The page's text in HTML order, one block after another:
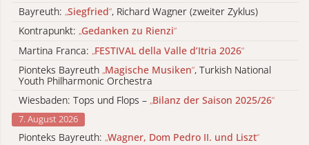
Bayreuth: „Siegfried“, Richard Wagner (zweiter Zyklus)
Kontrapunkt: „Gedanken zu Rienzi“
Martina Franca: „FESTIVAL della Valle d’Itria 2026“
Pionteks Bayreuth „Magische Musiken“, Turkish National
Youth Philharmonic Orchestra
Wiesbaden: Tops und Flops – „Bilanz der Saison 2025/26“
7. August 2026
Pionteks Bayreuth: „Wagner, Dom Pedro II. und Liszt“